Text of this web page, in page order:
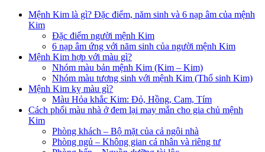
Mệnh Kim là gì? Đặc điểm, năm sinh và 6 nạp âm của mệnh
Kim
Đặc điểm người mệnh Kim
6 nạp âm ứng với năm sinh của người mệnh Kim
Mệnh Kim hợp với màu gì?
Nhóm màu bản mệnh Kim (Kim – Kim)
Nhóm màu tương sinh với mệnh Kim (Thổ sinh Kim)
Mệnh Kim kỵ màu gì?
Màu Hỏa khắc Kim: Đỏ, Hồng, Cam, Tím
Cách phối màu nhà ở đem lại may mắn cho gia chủ mệnh
Kim
Phòng khách – Bộ mặt của cả ngôi nhà
Phòng ngủ – Không gian cá nhân và riêng tư